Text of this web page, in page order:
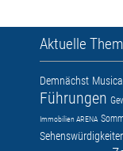
Aktuelle
Demnächst
Führungen
Immobilien ARENA